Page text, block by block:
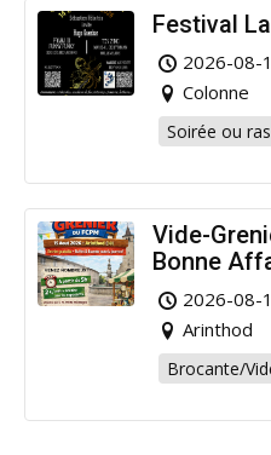
Festival
2026-08-
Colonne
Soirée ou
Vide-
Bonne
Arinthod !
2026-08-
Arinthod
Brocante/